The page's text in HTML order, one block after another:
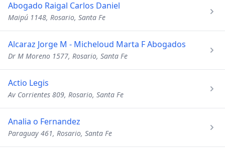
Abogado Raigal Carlos Daniel
Maipú 1148, Rosario, Santa Fe
Alcaraz Jorge M - Micheloud Marta F Abogados
Dr M Moreno 1577, Rosario, Santa Fe
Actio Legis
Av Corrientes 809, Rosario, Santa Fe
Analia o Fernandez
Paraguay 461, Rosario, Santa Fe